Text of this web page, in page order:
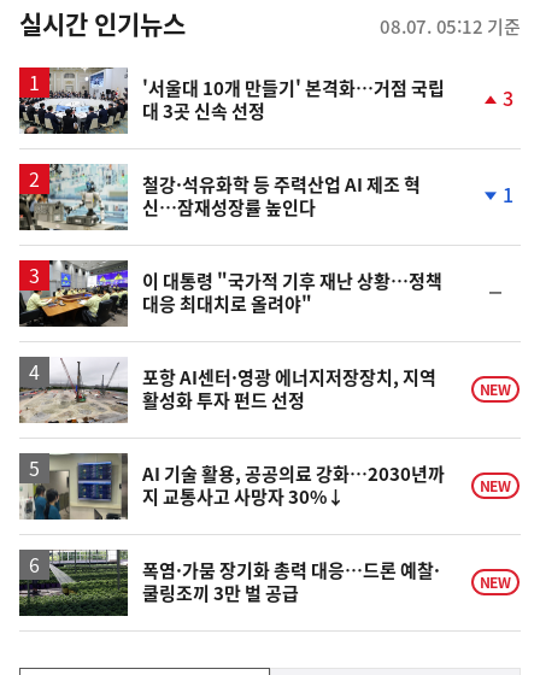
뉴
스
실시간 인기뉴스 08.07. 05:12 기준
'서울대 10개 만들기' 본격화…거점 국립
대 3곳 신속 선정
상
3
철강·석유화학 등 주력산업 AI 제조 혁
신…잠재성장률 높인다
하
1
이 대통령 "국가적 기후 재난 상황…정책
대응 최대치로 올려야"
일
포항 AI센터·영광 에너지저장장치, 지역
활성화 투자 펀드 선정
NEW
AI 기술 활용, 공공의료 강화…2030년까
지 교통사고 사망자 30%↓
NEW
폭염·가뭄 장기화 총력 대응…드론 예찰·
쿨링조끼 3만 벌 공급
NEW